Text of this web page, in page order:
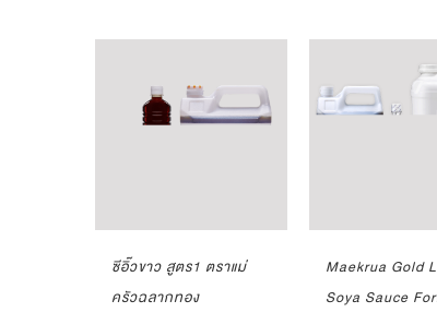
ซีอิ๊วขาว สูตร1 ตราแม่
ครัวฉลากทอง
Maekrua Gold
Soya Sauce